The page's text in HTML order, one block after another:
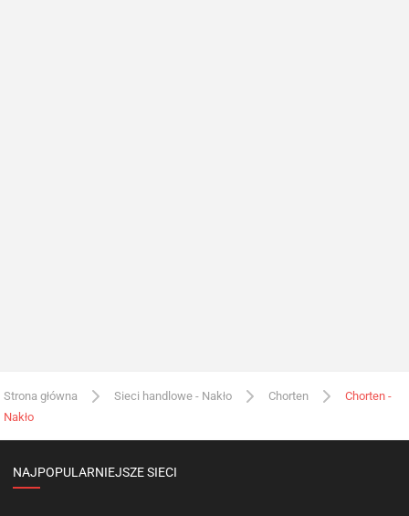
Strona główna Sieci handlowe - Nakło Chorten
Chorten -
Nakło
NAJPOPULARNIEJSZE SIECI